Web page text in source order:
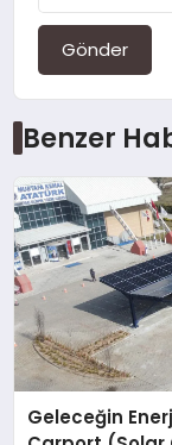
Gönder
Benzer
Geleceğin